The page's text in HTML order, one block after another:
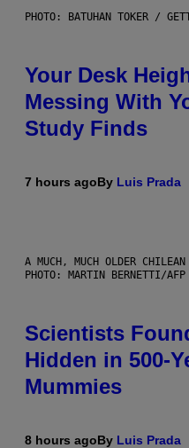
PHOTO: BATUHAN TOKER /
Your Desk
Messing With
Study Finds
7 hours agoBy Luis Prada
A MUCH, MUCH OLDER
PHOTO: MARTIN BERNETTI/
Scientists
Hidden in 500-
Mummies
8 hours agoBy Luis Prada